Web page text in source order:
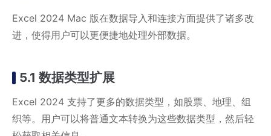
Excel 2024 Mac 版在数据导入和连接方面提供了诸多改
进，使得用户可以更便捷地处理外部数据。
5.1 数据类型扩展
Excel 2024 支持了更多的数据类型，如股票、地理、组
织等。用户可以将普通文本转换为这些数据类型，然后轻